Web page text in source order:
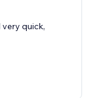
very quick,